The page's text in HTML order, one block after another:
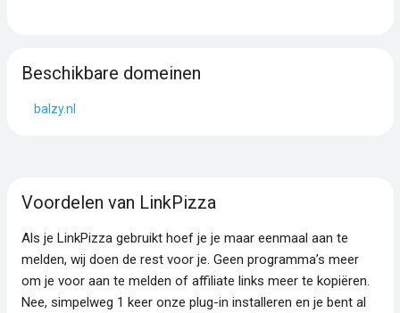
Beschikbare domeinen
balzy.nl
Voordelen van LinkPizza
Als je LinkPizza gebruikt hoef je je maar eenmaal aan te
melden, wij doen de rest voor je. Geen programma’s meer
om je voor aan te melden of affiliate links meer te kopiëren.
Nee, simpelweg 1 keer onze plug-in installeren en je bent al